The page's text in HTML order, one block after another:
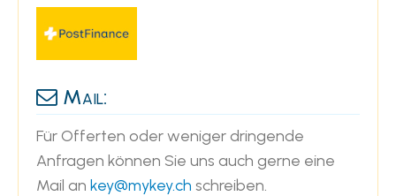
Mail:
Für Offerten oder weniger dringende
Anfragen können Sie uns auch gerne eine
Mail an key@mykey.ch schreiben.